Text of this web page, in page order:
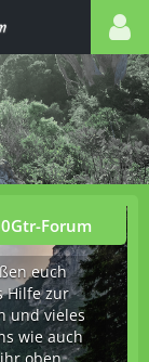
Forum
euch
Hilfe zur
und vieles
wie auch